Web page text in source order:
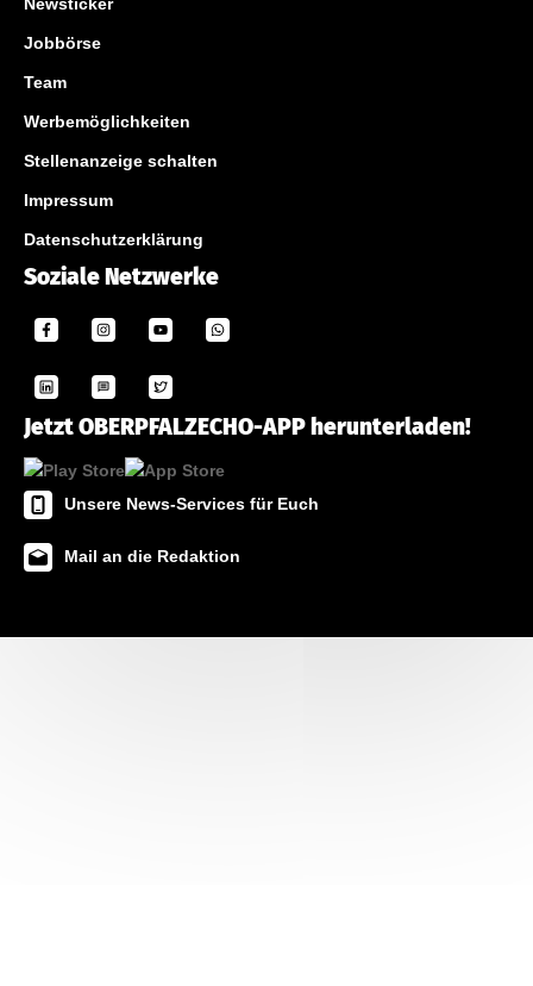
Jobbörse
Team
Werbemöglichkeiten
Stellenanzeige schalten
Impressum
Datenschutzerklärung
Soziale Netzwerke
Jetzt OBERPFALZECHO-APP herunterladen!
Unsere News-Services für Euch
Mail an die Redaktion